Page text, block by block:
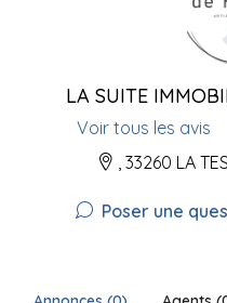
LA SUITE
Voir tous les avis
, 33260 LA
Poser une